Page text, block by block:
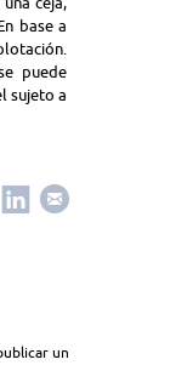
base a
puede
sujeto a
un